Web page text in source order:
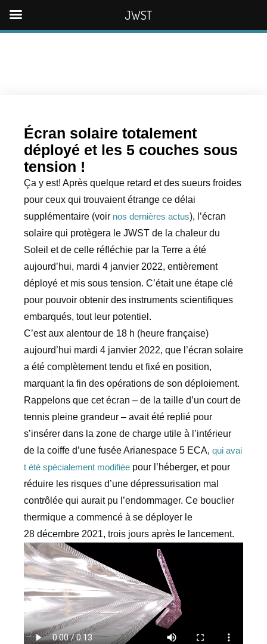
Écran solaire totalement
déployé et les 5 couches sous
tension !
Ça y est! Après quelque retard et des sueurs froides
pour ceux qui trouvaient étrange ce délai
supplémentaire (voir nos dernières actus), l’écran
solaire qui protègera le JWST de la chaleur du
Soleil et de celle réfléchie par la Terre a été
aujourd’hui, mardi 4 janvier 2022, entièrement
déployé et mis sous tension. C’était une étape clé
pour pouvoir obtenir des instruments scientifiques
embarqués, tout leur potentiel.
C’est aux alentour de 18 h (heure française)
aujourd’hui mardi 4 janvier 2022, que l’écran solaire
a été complètement tendu et fixé en position,
marquant la fin des opérations de son déploiement.
Rappelons que cet écran – de la taille d’un court de
tennis pleine grandeur – avait été replié pour
s’insérer dans la zone de charge utile à l’intérieur
de la coiffe d’une fusée Arianespace 5 ECA, qui avai
t été spécialement modifiée pour l’héberger, et pour
réduire les risques d’une dépressurisation mal
contrôlée qui aurait pu l’endommager. Ce bouclier
thermique a commencé à se déployer le
28 décembre 2021, trois jours après le lancement.
JWST